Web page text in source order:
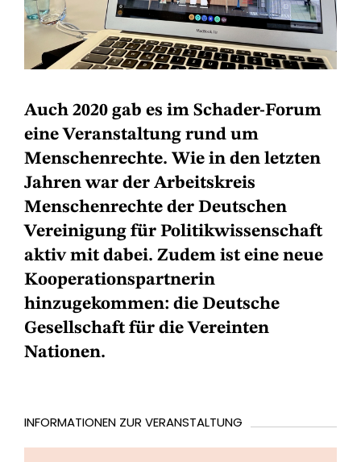
Auch 2020 gab es im Schader-Forum
eine Veranstaltung rund um
Menschenrechte. Wie in den letzten
Jahren war der Arbeitskreis
Menschenrechte der Deutschen
Vereinigung für Politikwissenschaft
aktiv mit dabei. Zudem ist eine neue
Kooperationspartnerin
hinzugekommen: die Deutsche
Gesellschaft für die Vereinten
Nationen.
INFORMATIONEN ZUR VERANSTALTUNG